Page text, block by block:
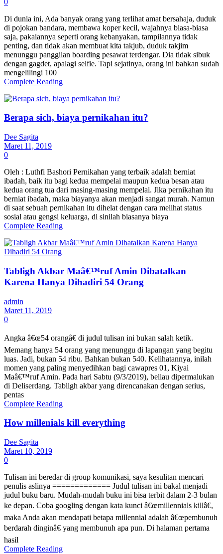
Di dunia ini, Ada banyak orang yang terlihat amat bersahaja, duduk
di pojokan bandara, membawa koper kecil, wajahnya biasa-biasa
saja, pakaiannya seperti orang kebanyakan, tampilannya tidak
penting, dan tidak akan membuat kita takjub, duduk takjim
menunggu panggilan boarding pesawat terdengar. Dia tidak sibuk
dengan gagdet, apalagi selfie. Tapi sejatinya, orang ini bahkan sudah
mengelilingi 100
Complete Reading
Berapa sich, biaya pernikahan itu?
Dee Sagita
Maret 11, 2019
0
Oleh : Luthfi Bashori Pernikahan yang terbaik adalah berniat
ibadah, baik itu bagi kedua mempelai maupun kedua besan atau
kedua orang tua dari masing-masing mempelai. Jika pernikahan itu
berniat ibadah, maka biayanya akan menjadi sangat murah. Namun
di saat sebuah pernikahan itu dihelat dengan cara melihat status
sosial atau gengsi keluarga, di sinilah biasanya biaya
Complete Reading
Tabligh Akbar Maâ€™ruf Amin Dibatalkan
Karena Hanya Dihadiri 54 Orang
admin
Maret 11, 2019
0
Angka â€œ54 orangâ€ di judul tulisan ini bukan salah ketik.
Memang hanya 54 orang yang menunggu di lapangan yang begitu
luas. Jadi, bukan 54 ribu. Bahkan bukan 540. Kelihatannya, inilah
momen yang paling menyedihkan bagi cawapres 01, Kiyai
Maâ€™ruf Amin. Pada hari Sabtu (9/3/2019), beliau dipermalukan
di Deliserdang. Tabligh akbar yang direncanakan dengan serius,
pentas
Complete Reading
How millenials kill everything
Dee Sagita
Maret 10, 2019
0
Tulisan ini beredar di group komunikasi, saya kesulitan mencari
penulis aslinya ============= Judul tulisan ini bakal menjadi
judul buku baru. Mudah-mudah buku ini bisa terbit dalam 2-3 bulan
ke depan. Coba googling dengan kata kunci â€œmillennials killâ€,
maka Anda akan mendapati betapa millennial adalah â€œpembunuh
berdarah dinginâ€ yang membunuh apa pun. Di halaman pertama
hasil
Complete Reading